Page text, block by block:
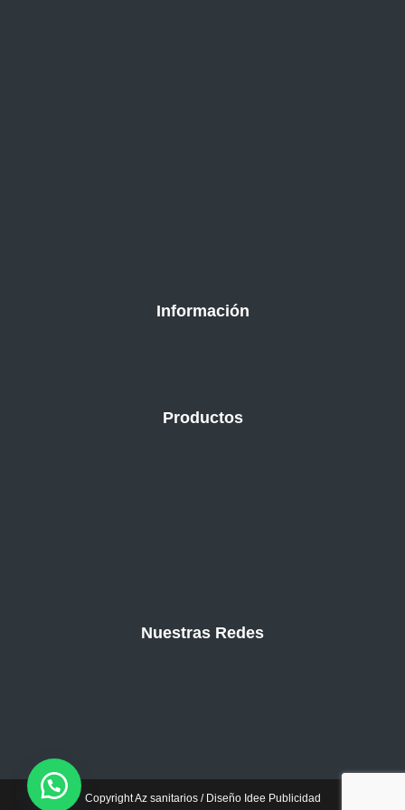
Información
Productos
Nuestras Redes
Copyright Az sanitarios / Diseño Idee Publicidad